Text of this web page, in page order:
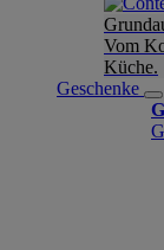
Vom
Küche.
Geschenke